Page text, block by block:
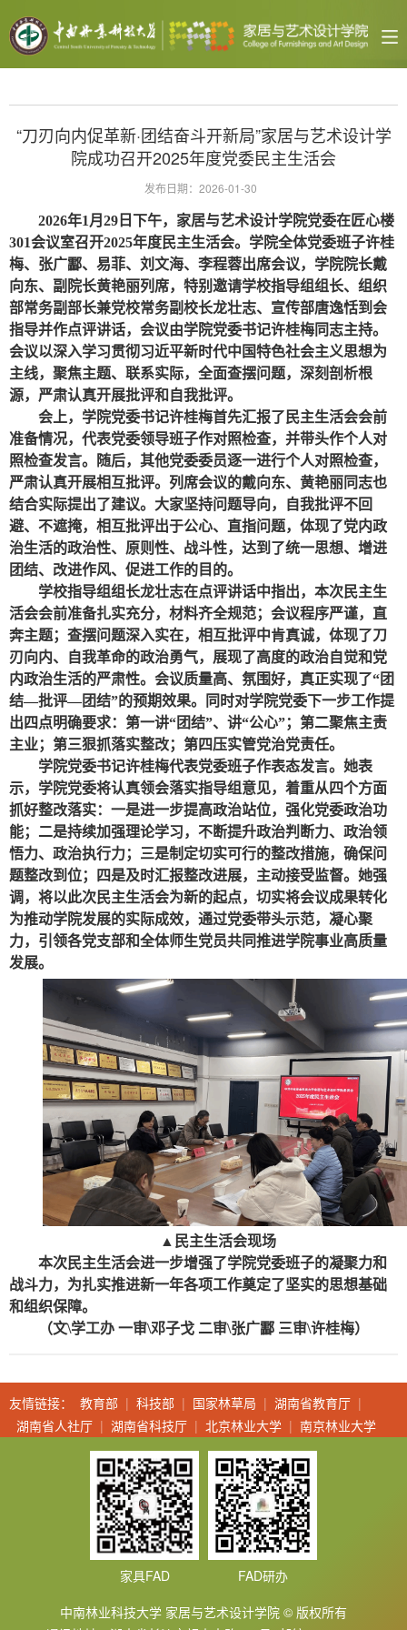
“刀刃向内促革新·团结奋斗开新局”家居与艺术设计学
院成功召开2025年度党委民主生活会
发布日期：2026-01-30
2026年1月29日下午，家居与艺术设计学院党委在匠心楼
301会议室召开2025年度民主生活会。学院全体党委班子许桂
梅、张广酃、易菲、刘文海、 李程蓉出席会议， 学院院长戴
向东、 副院长黄艳丽列席，特别邀请学校指导组组长、 组织
部常务副部长兼党校常务副校长龙壮志、宣传部唐逸恬到会
指导并作点评讲话， 会议由学院党委书记许桂梅同志主持。
会议以深入学习贯彻习近平新时代中国特色社会主义思想为
主线，聚焦主题、联系实际，全面查摆问题，深刻剖析根
源，严肃认真开展批评和自我批评。
会上，学院党委书记许桂梅首先汇报了民主生活会会前
准备情况，代表党委领导班子作对照检查，并带头作个人对
照检查发言。随后，其他党委委员逐一进行个人对照检查，
严肃认真开展相互批评。列席会议的戴向东、黄艳丽同志也
结合实际提出了建议。大家坚持问题导向，自我批评不回
避、不遮掩，相互批评出于公心、直指问题，体现了党内政
治生活的政治性、原则性、战斗性，达到了统一思想、增进
团结、改进作风、促进工作的目的。
学校指导组组长龙壮志在点评讲话中指出，本次民主生
活会会前准备扎实充分，材料齐全规范；会议程序严谨，直
奔主题；查摆问题深入实在，相互批评中肯真诚，体现了刀
刃向内、自我革命的政治勇气，展现了高度的政治自觉和党
内政治生活的严肃性。会议质量高、氛围好，真正实现了“团
结—批评—团结”的预期效果。
同时对学院党委下一步工作提
出四点明确要求： 第一讲“团结”、讲“公心”；第二聚焦主责
主业；第三狠抓落实整改；第四压实管党治党责任。
学院党委书记许桂梅代表党委班子作表态发言。 她表
示，学院党委将认真领会落实指导组意见，着重从四个方面
抓好整改落实：一是进一步提高政治站位，强化党委政治功
能；二是持续加强理论学习，不断提升政治判断力、政治领
悟力、政治执行力；三是制定切实可行的整改措施，确保问
题整改到位；四是及时汇报整改进展，主动接受监督。 她强
调， 将以此次民主生活会为新的起点，切实将会议成果转化
为推动学院发展的实际成效，通过党委带头示范，凝心聚
力，引领各党支部和全体师生党员共同推进学院事业高质量
发展。
▲ 民主生活会现场
本次民主生活会进一步增强了学院党委班子的凝聚力和
战斗力，为扎实推进新一年各项工作奠定了坚实的思想基础
和组织保障。
（文\学工办 一审\邓子戈 二审\张广酃 三审\许桂梅）
友情链接： 教育部 | 科技部 | 国家林草局 | 湖南省教育厅 |
湖南省人社厅 | 湖南省科技厅 | 北京林业大学 | 南京林业大学
家具FAD
FAD研办
中南林业科技大学 家居与艺术设计学院 © 版权所有